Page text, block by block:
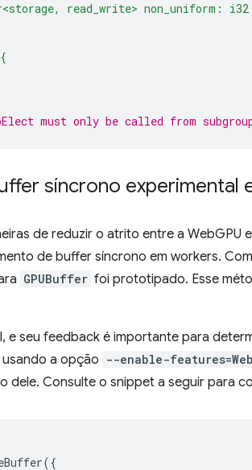
read_write> non_uniform:
must only be called from
síncrono experimental
de reduzir o atrito entre a
de buffer síncrono em workers.
GPUBuffer foi prototipado. Esse
e seu feedback é importante para
a opção --enable-
dele. Consulte o snippet a seguir para
({